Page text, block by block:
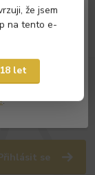
že jsem
na tento e-
let
a
se
souborů
se Vašich
.